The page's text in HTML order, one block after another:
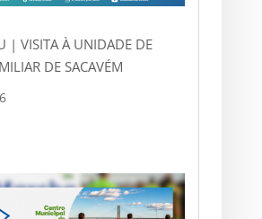
| VISITA À UNIDADE DE
DE SACAVÉM